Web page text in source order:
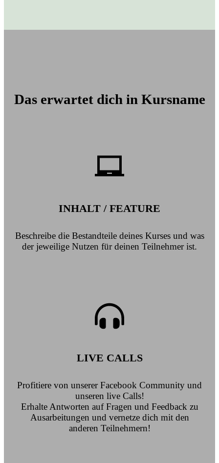
Das erwartet dich in Kursname
INHALT / FEATURE
Beschreibe die Bestandteile deines Kurses und was
der jeweilige Nutzen für deinen Teilnehmer ist.
LIVE CALLS
Profitiere von unserer Facebook Community und
unseren live Calls!
Erhalte Antworten auf Fragen und Feedback zu
Ausarbeitungen und vernetze dich mit den
anderen Teilnehmern!